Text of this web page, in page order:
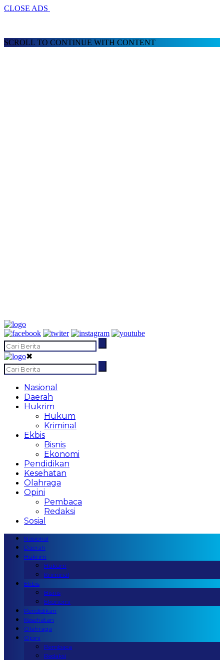
CLOSE ADS
SCROLL TO CONTINUE WITH CONTENT
✖
Nasional
Daerah
Hukrim
Hukum
Kriminal
Ekbis
Bisnis
Ekonomi
Pendidikan
Kesehatan
Olahraga
Opini
Pembaca
Redaksi
Sosial
Nasional
Daerah
Hukrim
Hukum
Kriminal
Ekbis
Bisnis
Ekonomi
Pendidikan
Kesehatan
Olahraga
Opini
Pembaca
Redaksi